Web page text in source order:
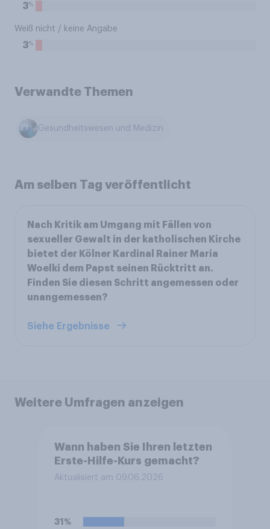
3%
Weiß nicht / keine Angabe
3%
Verwandte Themen
Gesundheitswesen und Medizin
Am selben Tag veröffentlicht
Nach Kritik am Umgang mit Fällen von
sexueller Gewalt in der katholischen Kirche
bietet der Kölner Kardinal Rainer Maria
Woelki dem Papst seinen Rücktritt an.
Finden Sie diesen Schritt angemessen oder
unangemessen?
Siehe Ergebnisse
Weitere Umfragen anzeigen
Wann haben Sie Ihren letzten
Erste-Hilfe-Kurs gemacht?
Aktualisiert am 09.06.2026
31%